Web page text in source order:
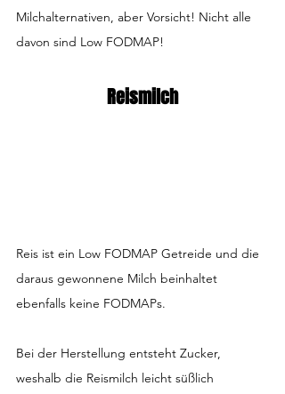
Milchalternativen, aber Vorsicht! Nicht alle
davon sind Low FODMAP!
Reismilch
Reis ist ein Low FODMAP Getreide und die
daraus gewonnene Milch beinhaltet
ebenfalls keine FODMAPs.
Bei der Herstellung entsteht Zucker,
weshalb die Reismilch leicht süßlich